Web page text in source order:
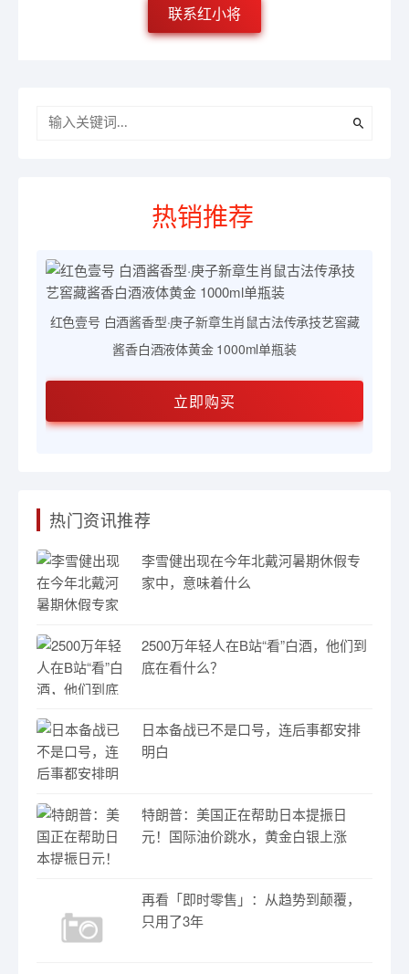
联系红小将
热销推荐
红色壹号 白酒酱香型·庚子新章生肖鼠古法传承技艺窖藏
酱香白酒液体黄金 1000ml单瓶装
立即购买
热门资讯推荐
李雪健出现在今年北戴河暑期休假专
家中，意味着什么
2500万年轻人在B站“看”白酒，他们到
底在看什么？
日本备战已不是口号，连后事都安排
明白
特朗普：美国正在帮助日本提振日
元！国际油价跳水，黄金白银上涨
再看「即时零售」：从趋势到颠覆，
只用了3年